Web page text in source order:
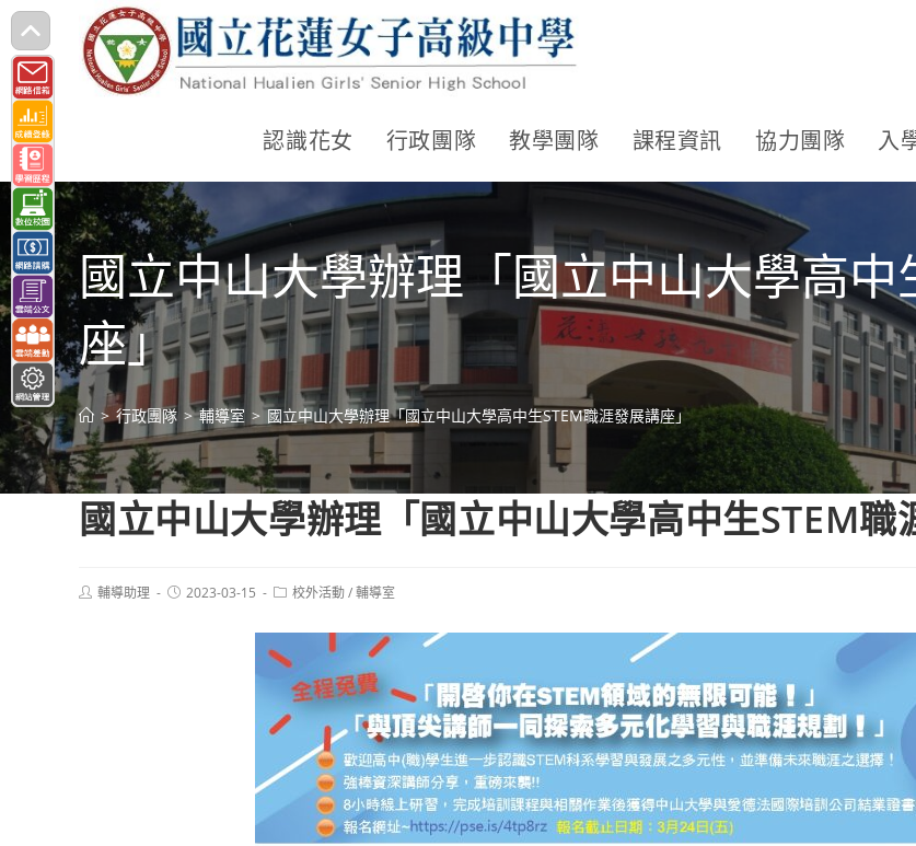
跳
轉
至
主
要
內
容
認識花女 行政團隊 教學團隊 課程資訊 協力團隊 入
國立中山大學辦理「國立中山大學高中
座」
> 行政團隊 > 輔導室 > 國立中山大學辦理「國立中山大學高中生STEM職涯發展講座」
國立中山大學辦理「國立中山大學高中生STEM職
Post輔導助理
Post2023-03-15
Post校外活動/輔導室